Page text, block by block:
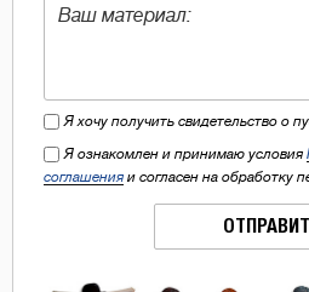
Я хочу получить свидетельство о
Я ознакомлен и принимаю условия
соглашения и согласен на обработку